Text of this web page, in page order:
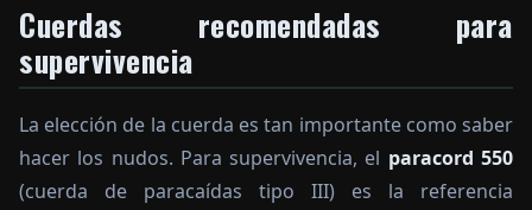
Cuerdas recomendadas para
supervivencia
La elección de la cuerda es tan importante como saber
hacer los nudos. Para supervivencia, el paracord 550
(cuerda de paracaídas tipo III) es la referencia